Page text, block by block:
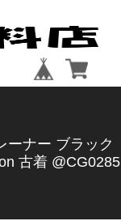
ーナー ブラック
古着 @CG0285